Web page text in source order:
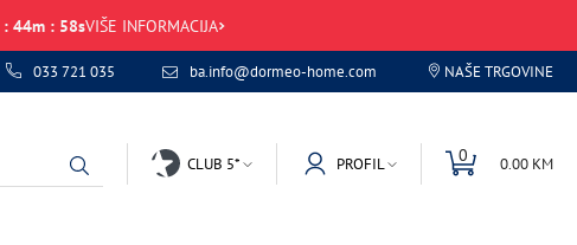
: 44m : 57sVIŠE INFORMACIJA
033 721 035 ba.info@dormeo-home.com NAŠE TRGOVINE
CLUB 5* PROFIL 0 0.00 KM